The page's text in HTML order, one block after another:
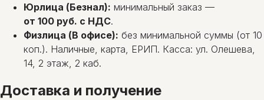
Юрлица (Безнал): минимальный заказ —
от 100 руб. с НДС.
Физлица (В офисе): без минимальной суммы (от 10
коп.). Наличные, карта, ЕРИП. Касса: ул. Олешева,
14, 2 этаж, 2 каб.
Доставка и получение